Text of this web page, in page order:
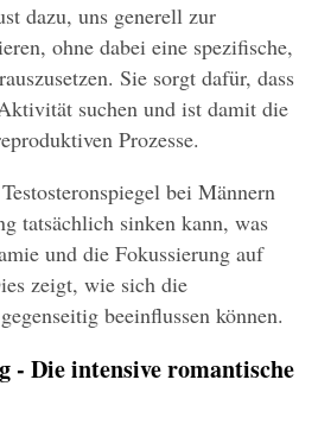
dazu, uns generell zur
ohne dabei eine spezifische,
Sie sorgt dafür, dass
suchen und ist damit die
Prozesse.
bei Männern
tatsächlich sinken kann, was
und die Fokussierung auf
zeigt, wie sich die
beeinflussen können.
- Die intensive romantische